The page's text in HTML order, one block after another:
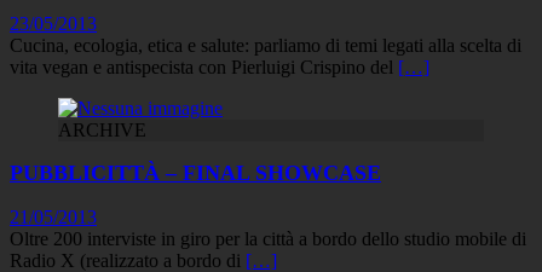
23/05/2013
Cucina, ecologia, etica e salute: parliamo di temi legati alla scelta di
vita vegan e antispecista con Pierluigi Crispino del […]
ARCHIVE
PUBBLICITTÀ – FINAL SHOWCASE
21/05/2013
Oltre 200 interviste in giro per la città a bordo dello studio mobile di
Radio X (realizzato a bordo di […]